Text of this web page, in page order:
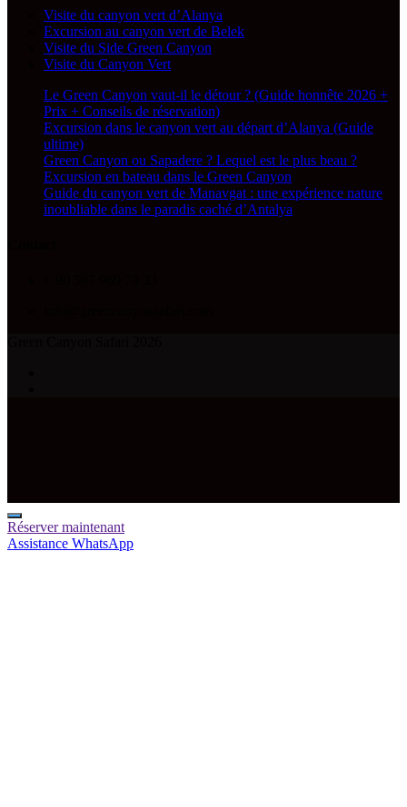
Visite du canyon vert d’Alanya
Excursion au canyon vert de Belek
Visite du Side Green Canyon
Visite du Canyon Vert
Le Green Canyon vaut-il le détour ? (Guide honnête 2026 +
Prix + Conseils de réservation)
Excursion dans le canyon vert au départ d’Alanya (Guide
ultime)
Green Canyon ou Sapadere ? Lequel est le plus beau ?
Excursion en bateau dans le Green Canyon
Guide du canyon vert de Manavgat : une expérience nature
inoubliable dans le paradis caché d’Antalya
Réserver maintenant
Assistance WhatsApp